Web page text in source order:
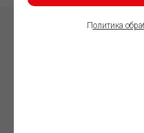
Политика